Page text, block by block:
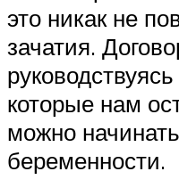
это никак не
зачатия.
которые нам
можно
беременности.